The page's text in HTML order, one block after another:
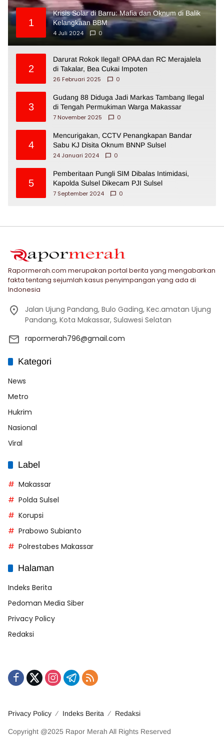
1
Krisis Solar di Barru: Mafia dan Oknum di Balik
Kelangkaan BBM
4 Juli 2024
0
2
Darurat Rokok Ilegal! OPAA dan RC Merajalela
di Takalar, Bea Cukai Impoten
26 Februari 2025
0
3
Gudang 88 Diduga Jadi Markas Tambang Ilegal
di Tengah Permukiman Warga Makassar
7 November 2025
0
4
Mencurigakan, CCTV Penangkapan Bandar
Sabu KJ Disita Oknum BNNP Sulsel
24 Januari 2024
0
5
Pemberitaan Pungli SIM Dibalas Intimidasi,
Kapolda Sulsel Dikecam PJI Sulsel
7 September 2024
0
Rapormerah.com merupakan portal berita yang mengabarkan
fakta tentang sejumlah kasus penyimpangan yang ada di
Indonesia
Jalan Ujung Pandang, Bulo Gading, Kec.amatan Ujung
Pandang, Kota Makassar, Sulawesi Selatan
rapormerah796@gmail.com
Kategori
News
Metro
Hukrim
Nasional
Viral
Label
Makassar
Polda Sulsel
Korupsi
Prabowo Subianto
Polrestabes Makassar
Halaman
Indeks Berita
Pedoman Media Siber
Privacy Policy
Redaksi
Privacy Policy Indeks Berita Redaksi
Copyright @2025 Rapor Merah All Rights Reserved